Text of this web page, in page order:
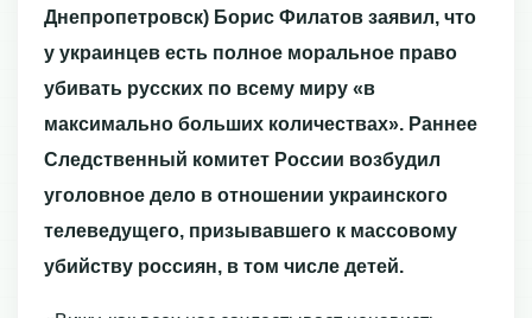
Днепропетровск) Борис Филатов заявил, что
у украинцев есть полное моральное право
убивать русских по всему миру «в
максимально больших количествах». Раннее
Следственный комитет России возбудил
уголовное дело в отношении украинского
телеведущего, призывавшего к массовому
убийству россиян, в том числе детей.